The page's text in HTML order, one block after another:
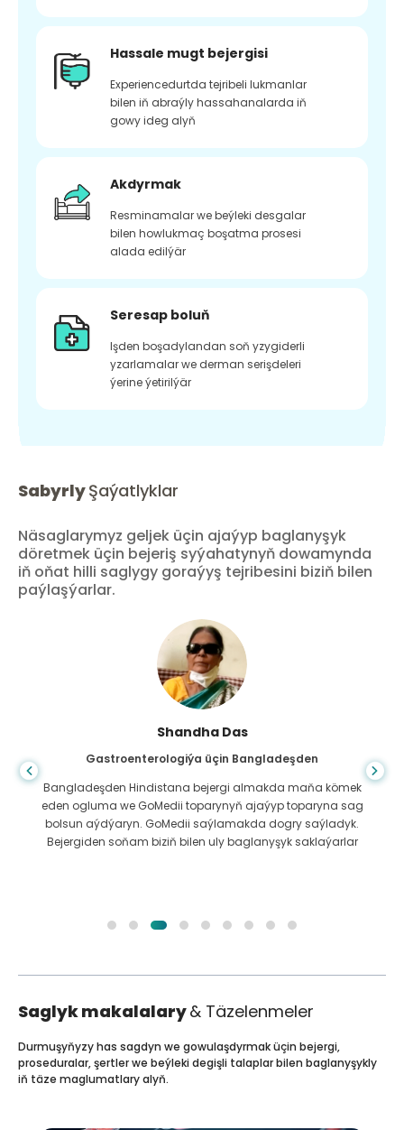
Hassale mugt bejergisi
Experiencedurtda tejribeli lukmanlar
bilen iň abraýly hassahanalarda iň
gowy ideg alyň
Akdyrmak
Resminamalar we beýleki desgalar
bilen howlukmaç boşatma prosesi
alada edilýär
Seresap boluň
Işden boşadylandan soň yzygiderli
yzarlamalar we derman serişdeleri
ýerine ýetirilýär
SabyrlyŞaýatlyklar
Näsaglarymyz geljek üçin ajaýyp baglanyşyk
döretmek üçin bejeriş syýahatynyň dowamynda
iň oňat hilli saglygy goraýyş tejribesini biziň bilen
paýlaşýarlar.
Shandha Das
Gastroenterologiýa üçin Bangladeşden
Bangladeşden Hindistana bejergi almakda maňa kömek
eden ogluma we GoMedii toparynyň ajaýyp toparyna sag
bolsun aýdýaryn. GoMedii saýlamakda dogry saýladyk.
Bejergiden soňam biziň bilen uly baglanyşyk saklaýarlar
Saglyk makalalary& Täzelenmeler
Durmuşyňyzy has sagdyn we gowulaşdyrmak üçin bejergi,
proseduralar, şertler we beýleki degişli talaplar bilen baglanyşykly
iň täze maglumatlary alyň.